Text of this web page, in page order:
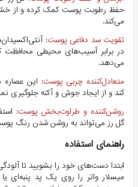
حفظ رطوبت پوست کمک کرده و از
می‌کند.
تقویت سد دفاعی پوست:
در برابر آسیب‌های محیطی محافظت
می‌دهد.
متعادل‌کننده چربی پوست: این
کند و از ایجاد جوش و آکنه جلوگیری
روشن‌کننده و طراوت‌بخش پوست:
گل رز می‌تواند به روشن شدن رنگ
راهنمای استفاده
ابتدا دست‌های خود را بشویید تا
میسلار واتر را روی یک پد پنبه‌ای یا